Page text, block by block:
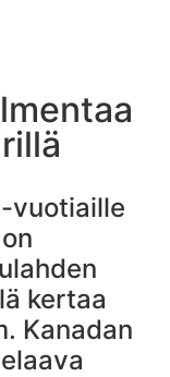
vuotiaille
kertaa
Kanadan